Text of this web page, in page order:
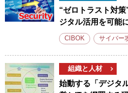
“ゼロトラスト対
ジタル活用を可能
CIBOK サイバー
組織と人材
始動する「デジタ